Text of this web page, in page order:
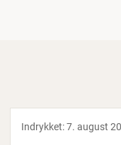
Indrykket:7. august